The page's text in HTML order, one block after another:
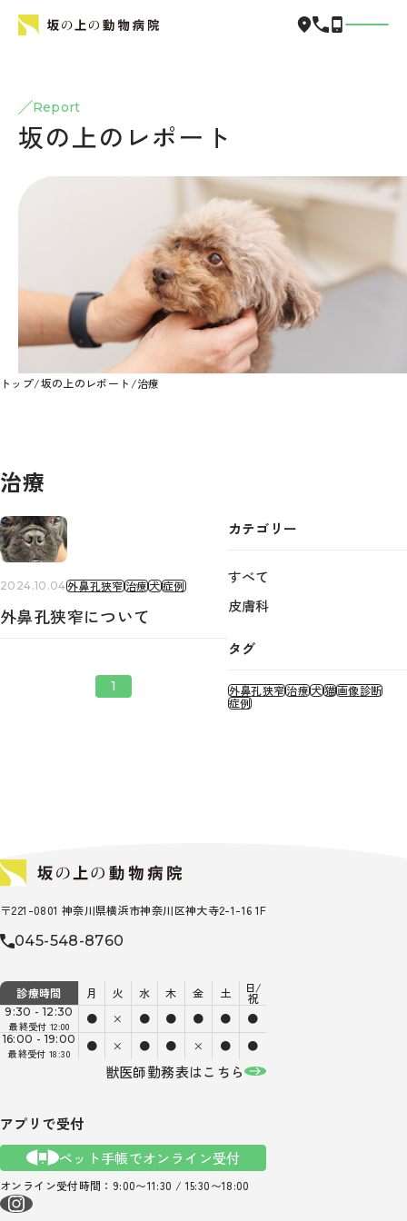
Report
坂の上のレポート
トップ/坂の上のレポート /治療
治療
2024.10.04外鼻孔狭窄治療犬症例
外鼻孔狭窄について
1
カテゴリー
すべて
皮膚科
タグ
外鼻孔狭窄治療犬猫画像診断
症例
〒221-0801 神奈川県横浜市神奈川区神大寺2-1-16 1F
045-548-8760
診療時間 月 火 水 木 金 土 日/
祝
9:30 - 12:30
最終受付 12:00
● × ● ● ● ● ●
16:00 - 19:00
最終受付 18:30
● × ● ● × ● ●
獣医師勤務表はこちら
アプリで受付
ペット手帳でオンライン受付
オンライン受付時間：9:00〜11:30 / 15:30〜18:00